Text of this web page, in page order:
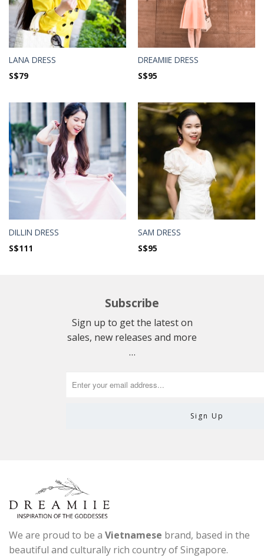
LANA DRESS
S$79
DREAMIIE DRESS
S$95
DILLIN DRESS
S$111
SAM DRESS
S$95
Subscribe
Sign up to get the latest on
sales, new releases and more
…
We are proud to be a Vietnamese brand, based in the
beautiful and culturally rich country of Singapore.